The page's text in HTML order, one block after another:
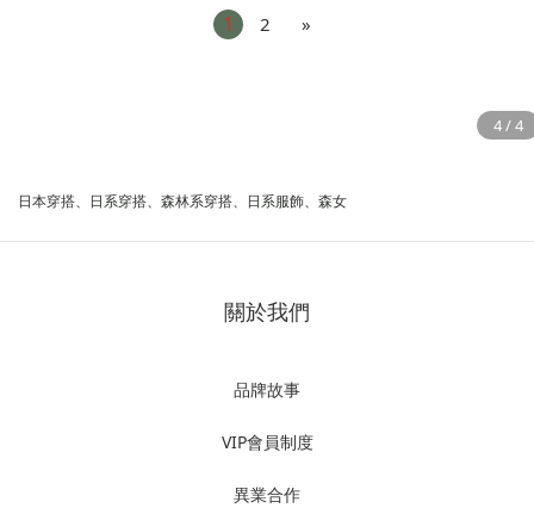
1 2 »
日本穿搭、日系穿搭、森林系穿搭、日系服飾、森女
關於我們
品牌故事
VIP會員制度
異業合作